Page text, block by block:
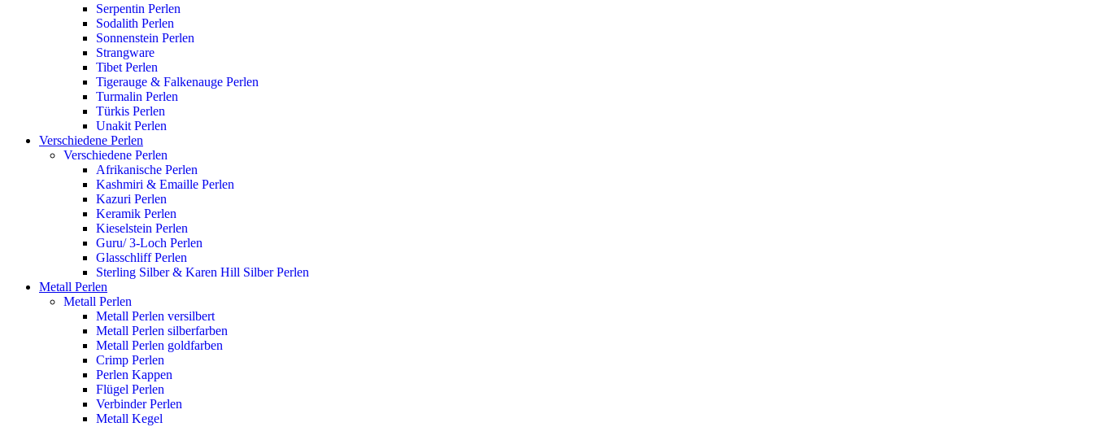
Serpentin Perlen
Sodalith Perlen
Sonnenstein Perlen
Strangware
Tibet Perlen
Tigerauge & Falkenauge Perlen
Turmalin Perlen
Türkis Perlen
Unakit Perlen
Verschiedene Perlen
Verschiedene Perlen
Afrikanische Perlen
Kashmiri & Emaille Perlen
Kazuri Perlen
Keramik Perlen
Kieselstein Perlen
Guru/ 3-Loch Perlen
Glasschliff Perlen
Sterling Silber & Karen Hill Silber Perlen
Metall Perlen
Metall Perlen
Metall Perlen versilbert
Metall Perlen silberfarben
Metall Perlen goldfarben
Crimp Perlen
Perlen Kappen
Flügel Perlen
Verbinder Perlen
Metall Kegel